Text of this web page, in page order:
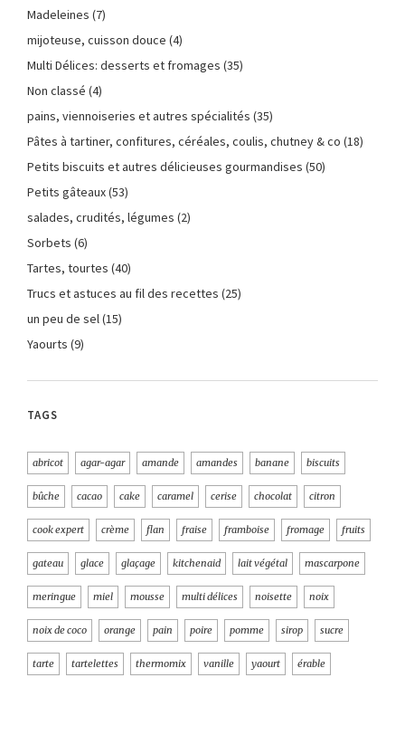
Madeleines (7)
mijoteuse, cuisson douce (4)
Multi Délices: desserts et fromages (35)
Non classé (4)
pains, viennoiseries et autres spécialités (35)
Pâtes à tartiner, confitures, céréales, coulis, chutney & co (18)
Petits biscuits et autres délicieuses gourmandises (50)
Petits gâteaux(53)
salades, crudités, légumes (2)
Sorbets (6)
Tartes, tourtes (40)
Trucs et astuces au fil des recettes (25)
un peu de sel(15)
Yaourts (9)
TAGS
abricot agar-agar amande amandes banane biscuits
bûche cacao cake caramel cerise chocolat citron
cook expert crème flan fraise framboise fromage fruits
gateau glace glaçage kitchenaid lait végétal mascarpone
meringue miel mousse multi délices noisette noix
noix de coco orange pain poire pomme sirop sucre
tarte tartelettes thermomix vanille yaourt érable